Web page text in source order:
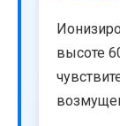
высоте